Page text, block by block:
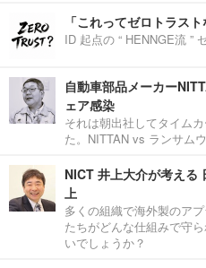
「これってゼロトラス
ID 起点の “ HENNGE流 ”
自動車部品メーカー
ェア感染
それは朝出社してタイム
た。NITTAN vs ランサム
NICT 井上大介が考える
上
多くの組織で海外製のア
たちがどんな仕組みで守
いでしょうか？